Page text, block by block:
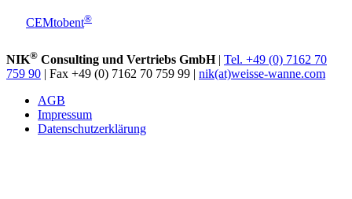
CEMtobent®
NIK® Consulting und Vertriebs GmbH| Tel. +49 (0) 7162 70
759 90 | Fax +49 (0) 7162 70 759 99 | nik(at)weisse-wanne.com
AGB
Impressum
Datenschutzerklärung